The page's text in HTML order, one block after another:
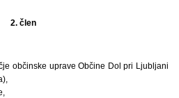
2. člen
občinske uprave Občine Dol pri Ljubljani